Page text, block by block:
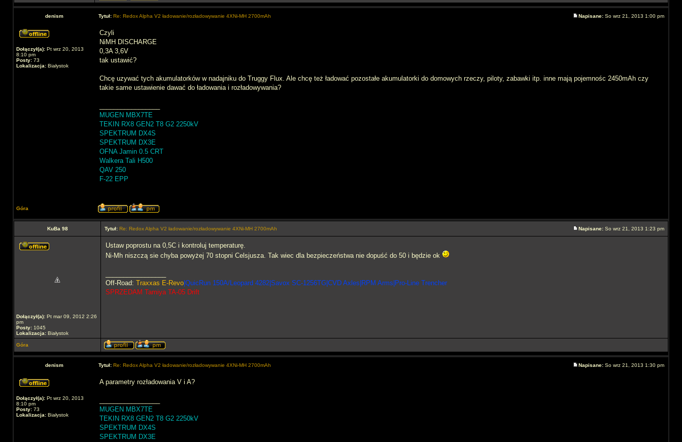
denism Tytuł: Re: Redox Alpha V2 ładowanie/rozładowywanie 4XNi-MH 2700mAh Napisane: So wrz 21, 2013 1:00 pm
Dołączył(a): Pt wrz 20, 2013
8:10 pm
Posty: 73
Lokalizacja: Białystok
Czyli
NiMH DISCHARGE
0,3A 3,6V
tak ustawić?
Chcę uzywać tych akumulatorków w nadajniku do Truggy Flux. Ale chcę też ładować pozostałe akumulatorki do domowych rzeczy, piloty, zabawki itp. inne mają pojemnośc 2450mAh czy
takie same ustawienie dawać do ładowania i rozładowywania?
MUGEN MBX7TE
TEKIN RX8 GEN2 T8 G2 2250kV
SPEKTRUM DX4S
SPEKTRUM DX3E
OFNA Jamin 0.5 CRT
Walkera Tali H500
QAV 250
F-22 EPP
Góra
KuBa 98 Tytuł: Re: Redox Alpha V2 ładowanie/rozładowywanie 4XNi-MH 2700mAh Napisane: So wrz 21, 2013 1:23 pm
Dołączył(a): Pt mar 09, 2012 2:26
pm
Posty: 1045
Lokalizacja: Białystok
Ustaw poprostu na 0,5C i kontroluj temperaturę.
Ni-Mh niszczą sie chyba powyżej 70 stopni Celsjusza. Tak wiec dla bezpieczeństwa nie dopuść do 50 i będzie ok
Off-Road: Traxxas E-Revo |QuicRun 150A/Leopard 4282|Savox SC-1256TG|CVD Axles|RPM Arms|Pro-Line Trencher
SPRZEDAM Tamiya TA-05 Drift
Góra
denism Tytuł: Re: Redox Alpha V2 ładowanie/rozładowywanie 4XNi-MH 2700mAh Napisane: So wrz 21, 2013 1:30 pm
Dołączył(a): Pt wrz 20, 2013
8:10 pm
Posty: 73
Lokalizacja: Białystok
A parametry rozładowania V i A?
MUGEN MBX7TE
TEKIN RX8 GEN2 T8 G2 2250kV
SPEKTRUM DX4S
SPEKTRUM DX3E